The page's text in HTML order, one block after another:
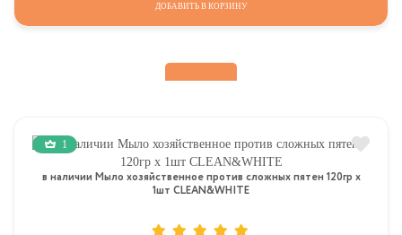
ДОБАВИТЬ В КОРЗИНУ
1
в наличии Мыло хозяйственное против сложных пятен 120гр х
1шт CLEAN&WHITE